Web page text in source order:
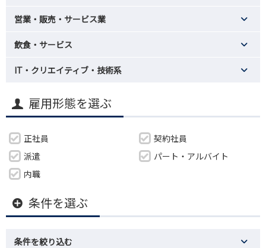
営業・販売・サービス業
飲食・サービス
IT・クリエイティブ・技術系
雇用形態を選ぶ
正社員
契約社員
派遣
パート・アルバイト
内職
条件を選ぶ
条件を絞り込む